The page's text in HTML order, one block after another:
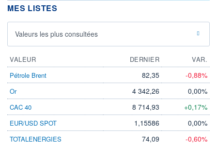
MES LISTES
Valeurs les plus consultées
VALEUR DERNIER
VAR.
Pétrole Brent
82,35 -0,88%
Or 4 342,26 0,00%
CAC 40 8 714,93 +0,17%
EUR/USD SPOT 1,15586 0,00%
TOTALENERGIES 74,09 -0,60%